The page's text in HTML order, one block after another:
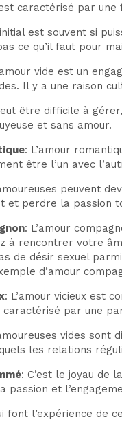
caractérisé par une
initial est souvent si
ce qu’il faut pour
vide est un
Il y a une raison
être difficile à
et sans amour.
: L’amour
être l’un avec
peuvent
et perdre la passion
: L’amour
à rencontrer votre
de désir sexuel
d’amour
: L’amour vicieux est
par une
vides sont
les relations
: C’est le joyau de
passion et
font l’expérience de